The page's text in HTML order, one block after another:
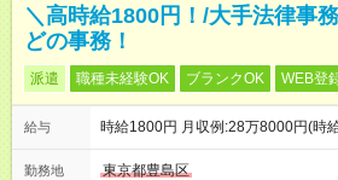
＼高時給1800円！/大手法律事
どの事務！
派遣 職種未経験OK ブランクOK WEB登
給与 時給1800円 月収例:28万8000円(時
勤務地
東京都豊島区